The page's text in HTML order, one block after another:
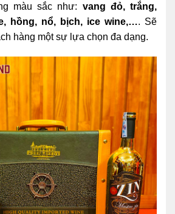
màu sắc như: vang đỏ, trắng,
hồng, nổ, bịch, ice wine,…. Sẽ
hàng một sự lựa chọn đa dạng.